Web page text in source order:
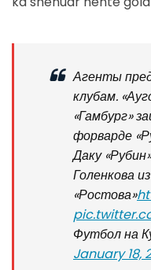
Агенты
клубам.
«Гамбург»
форварде
Даку
Голенкова из
«Ростова»
Футбол на
January 18,